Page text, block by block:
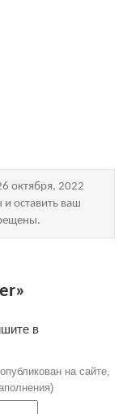
октября, 2022
оставить ваш
в
на сайте,